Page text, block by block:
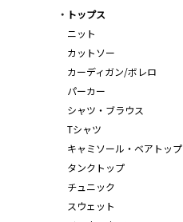
トップス
ニット
カットソー
カーディガン/ボレロ
パーカー
シャツ・ブラウス
Tシャツ
キャミソール・ベアトップ
タンクトップ
チュニック
スウェット